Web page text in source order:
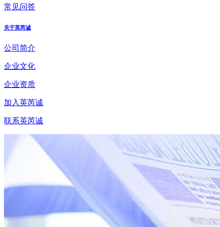
常见问答
关于英芮诚
公司简介
企业文化
企业资质
加入英芮诚
联系英芮诚